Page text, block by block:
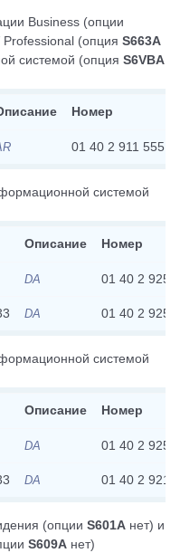
Business (опции
(опция S663A
системой (опция S6VBA
Номер
01 40 2 911 555
системой
Описание Номер
DA 01 40 2 925
DA 01 40 2 925
системой
Описание Номер
DA 01 40 2 925
DA 01 40 2 921
(опции S601A нет) и
S609A нет)